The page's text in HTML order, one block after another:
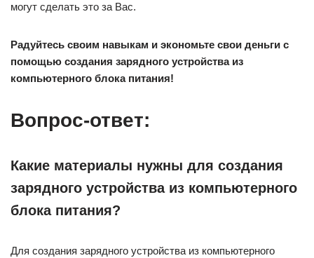
могут сделать это за Вас.
Радуйтесь своим навыкам и экономьте свои деньги с
помощью создания зарядного устройства из
компьютерного блока питания!
Вопрос-ответ:
Какие материалы нужны для создания
зарядного устройства из компьютерного
блока питания?
Для создания зарядного устройства из компьютерного